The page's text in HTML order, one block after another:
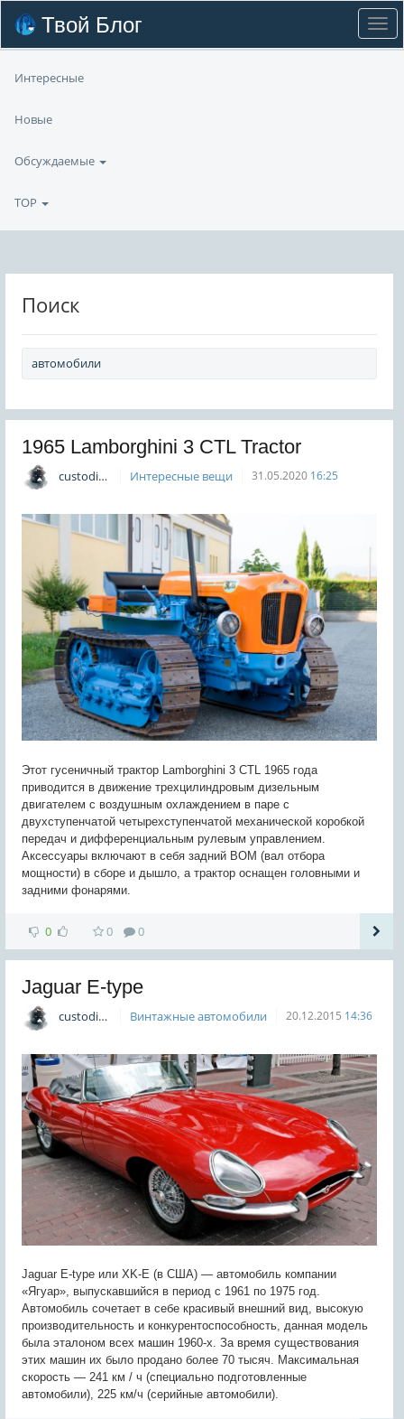
Твой Блог
Интересные
Новые
Обсуждаемые
TOP
Поиск
1965 Lamborghini 3 CTL Tractor
custodian Интересные вещи 31.05.2020 16:25
Этот гусеничный трактор Lamborghini 3 CTL 1965 года
приводится в движение трехцилиндровым дизельным
двигателем с воздушным охлаждением в паре с
двухступенчатой четырехступенчатой механической коробкой
передач и дифференциальным рулевым управлением.
Аксессуары включают в себя задний ВОМ (вал отбора
мощности) в сборе и дышло, а трактор оснащен головными и
задними фонарями.
0 0 0
Jaguar E-type
custodian Винтажные автомобили 20.12.2015 14:36
Jaguar E-type или XK-E (в США) — автомобиль компании
«Ягуар», выпускавшийся в период с 1961 по 1975 год.
Автомобиль сочетает в себе красивый внешний вид, высокую
производительность и конкурентоспособность, данная модель
была эталоном всех машин 1960-х. За время существования
этих машин их было продано более 70 тысяч. Максимальная
скорость — 241 км / ч (специально подготовленные
автомобили), 225 км/ч (серийные автомобили).